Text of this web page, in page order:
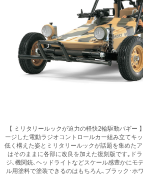
【 ミリタリールックが迫力の軽快2輪駆動バギー
ージした電動ラジオコントロールカー組み立てキ
低く構えた姿とミリタリールックが話題を集めた
はそのままに各部に改良を加えた復刻版です｡ド
ジ､機関銃､ヘッドライトなどスケール感豊かにモ
ル用塗料で塗装できるのはもちろん､ブラック･ホ